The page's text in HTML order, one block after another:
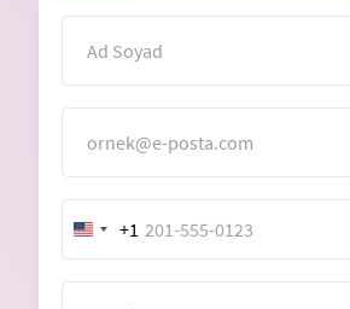
United
States
+1